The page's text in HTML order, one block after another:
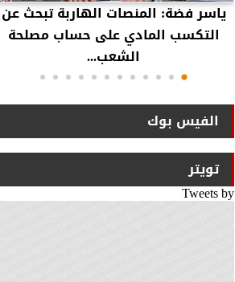
ياسر فضة: المنصات الهاربة تبحث عن
التكسب المادي على حساب مصلحة
الشعب...
الفيس بوك
تويتر
Tweets by